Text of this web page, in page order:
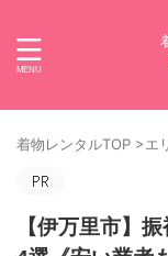
着物レンタルTOP >エ
【伊万里市】